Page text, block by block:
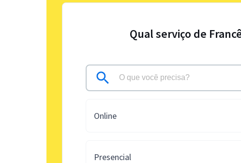
Qual serviço de
Online
Presencial